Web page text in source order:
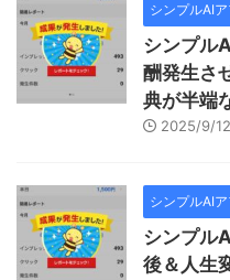
シンプルAI
シンプル
酬発生さ
典が半端
2025/9/12
シンプルAI
シンプル
後＆人生